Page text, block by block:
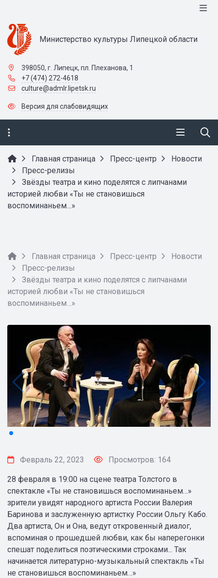
Министерство культуры Липецкой области
398050, г. Липецк, пл. Плеханова, 1
+7 (474) 272-4618
culture@admlr.lipetsk.ru
Версия для слабовидящих
Главная страница Пресс-центр
Новости
Пресс-релизы
Звёзды театра и кино поделятся с липчанами
историей любви «Ты не становишься
воспоминаньем…»
Главная страница Пресс-центр
Новости
Пресс-релизы
Звёзды театра и кино поделятся с липчанами
историей любви «Ты не становишься
воспоминаньем…»
Февраль 22, 2023 Просмотров: 164
28 февраля в 19:00 на сцене театра Толстого в
спектакле «Ты не становишься воспоминаньем…»
зрители увидят народного артиста России Валерия
Баринова и заслуженную артистку России Ольгу Кабо.
Два артиста, Он и Она, ведут откровенный диалог,
вспоминая о прошедшей любви, как бы наперегонки
спешат поделиться поэтическими строками... Так
начинается литературно-музыкальный спектакль «Ты
не становишься воспоминаньем…»